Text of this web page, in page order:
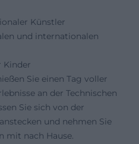
Künstler
und internationalen
Kinder
Sie einen Tag voller
an der Technischen
Sie sich von der
und nehmen Sie
mit nach Hause.